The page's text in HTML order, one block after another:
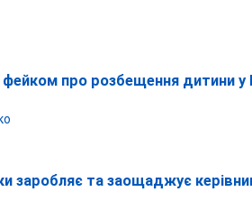
про розбещення дитини у
заробляє та заощаджує